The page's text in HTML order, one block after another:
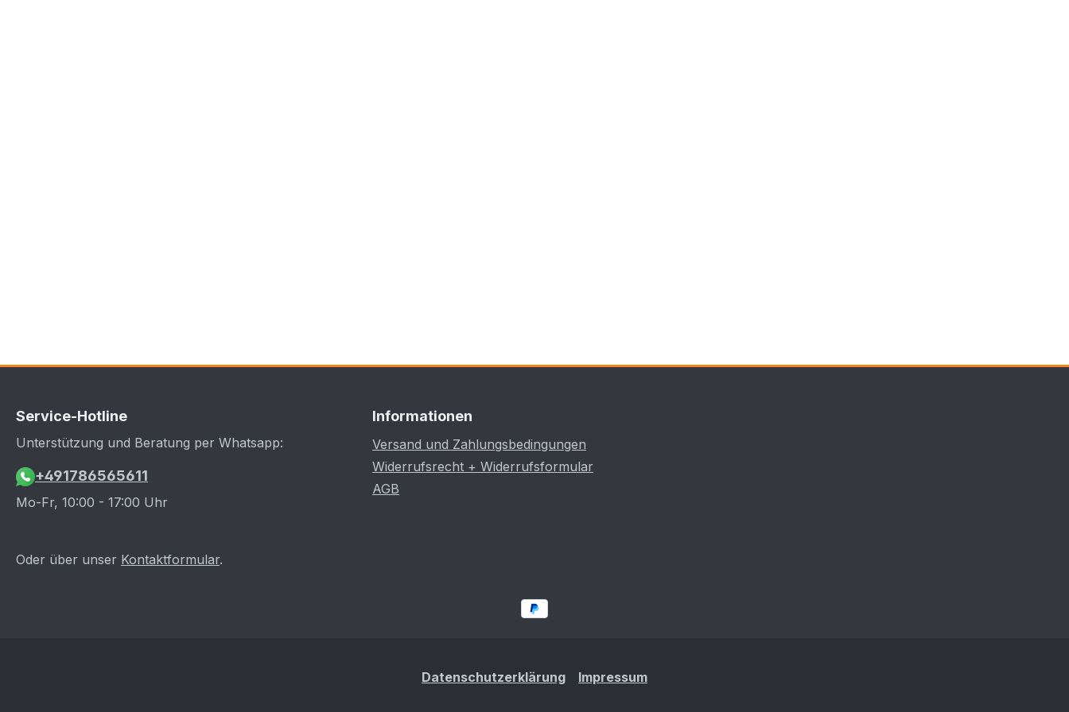
Service-Hotline
Unterstützung und Beratung per Whatsapp:
+491786565611
Mo-Fr, 10:00 - 17:00 Uhr
Oder über unser Kontaktformular.
Informationen
Versand und Zahlungsbedingungen
Widerrufsrecht + Widerrufsformular
AGB
Datenschutzerklärung Impressum